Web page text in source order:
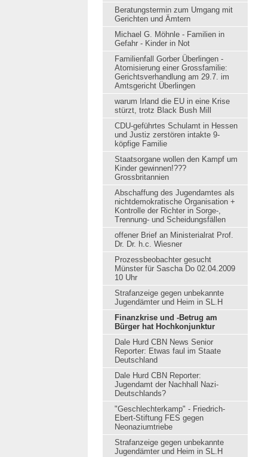
Beratungstermin zum Umgang mit
Gerichten und Ämtern
Michael G. Möhnle - Familien in
Gefahr - Kinder in Not
Familienfall Gorber Überlingen -
Atomisierung einer Grossfamilie:
Gerichtsverhandlung am 29.7. im
Amtsgericht Überlingen
warum Irland die EU in eine Krise
stürzt, trotz Black Bush Mill
CDU-geführtes Schulamt in Hessen
und Justiz zerstören intakte 9-
köpfige Familie
Staatsorgane wollen den Kampf um
Kinder gewinnen!???
Grossbritannien
Abschaffung des Jugendamtes als
nichtdemokratische Organisation +
Kontrolle der Richter in Sorge-,
Trennung- und Scheidungsfällen
offener Brief an Ministerialrat Prof.
Dr. Dr. h.c. Wiesner
Prozessbeobachter gesucht
Münster für Sascha Do 02.04.2009
10 Uhr
Strafanzeige gegen unbekannte
Jugendämter und Heim in SL.H
Finanzkrise und -Betrug am
Bürger hat Hochkonjunktur
Dale Hurd CBN News Senior
Reporter: Etwas faul im Staate
Deutschland
Dale Hurd CBN Reporter:
Jugendamt der Nachhall Nazi-
Deutschlands?
"Geschlechterkamp" - Friedrich-
Ebert-Stiftung FES gegen
Neonaziumtriebe
Strafanzeige gegen unbekannte
Jugendämter und Heim in SL.H